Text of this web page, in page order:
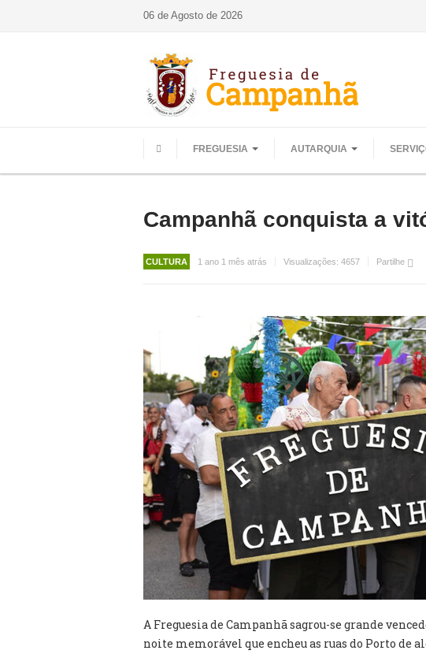
06 de Agosto de 2026
FREGUESIA AUTARQUIA
Campanhã conquista a
CULTURA 1 ano 1 mês atrás Visualizações: 4657 Partilhe
A Freguesia de Campanhã sagrou-se grande
noite memorável que encheu as ruas do Porto de